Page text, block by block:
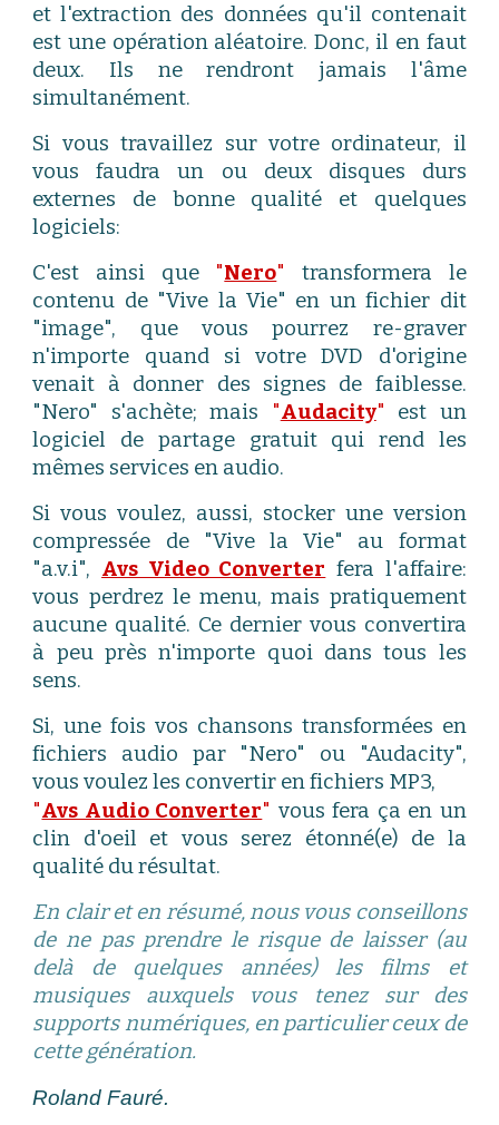
et l'extraction des données qu'il contenait
est une opération aléatoire. Donc, il en faut
deux. Ils ne rendront jamais l'âme
simultanément.
Si vous travaillez sur votre ordinateur, il
vous faudra un ou deux disques durs
externes de bonne qualité et quelques
logiciels:
C'est ainsi que "Nero"
transformera le
contenu de "Vive la Vie" en un fichier dit
"image", que vous pourrez re-graver
n'importe quand si votre DVD d'origine
venait à donner des signes de faiblesse.
"Nero" s'achète; mais "Audacity" est un
logiciel de partage gratuit qui rend les
mêmes services en audio.
Si vous voulez, aussi, stocker une version
compressée de "Vive la Vie" au format
"a.v.i", Avs Video Converter fera l'affaire:
vous perdrez le menu, mais pratiquement
aucune qualité. Ce dernier vous convertira
à peu près n'importe quoi dans tous les
sens.
Si, une fois vos chansons transformées en
fichiers audio par "Nero" ou "Audacity",
vous voulez les convertir en fichiers MP3,
"Avs Audio Converter" vous fera ça en un
clin d'oeil et vous serez étonné(e) de la
qualité du résultat.
En clair et en résumé, nous vous conseillons
de ne pas prendre le risque de laisser (au
delà de quelques années) les films et
musiques auxquels vous tenez sur des
supports numériques, en particulier ceux de
cette génération.
Roland Fauré.